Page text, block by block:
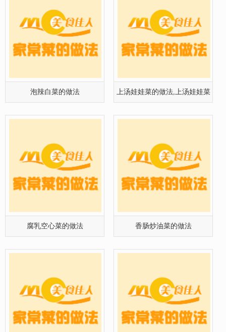
泡辣白菜的做法 上汤娃娃菜的做法,上汤娃娃菜
腐乳空心菜的做法 香肠炒油菜的做法
青菜烧牛肉的制作步骤 手撕包菜的做法,手撕包菜怎么